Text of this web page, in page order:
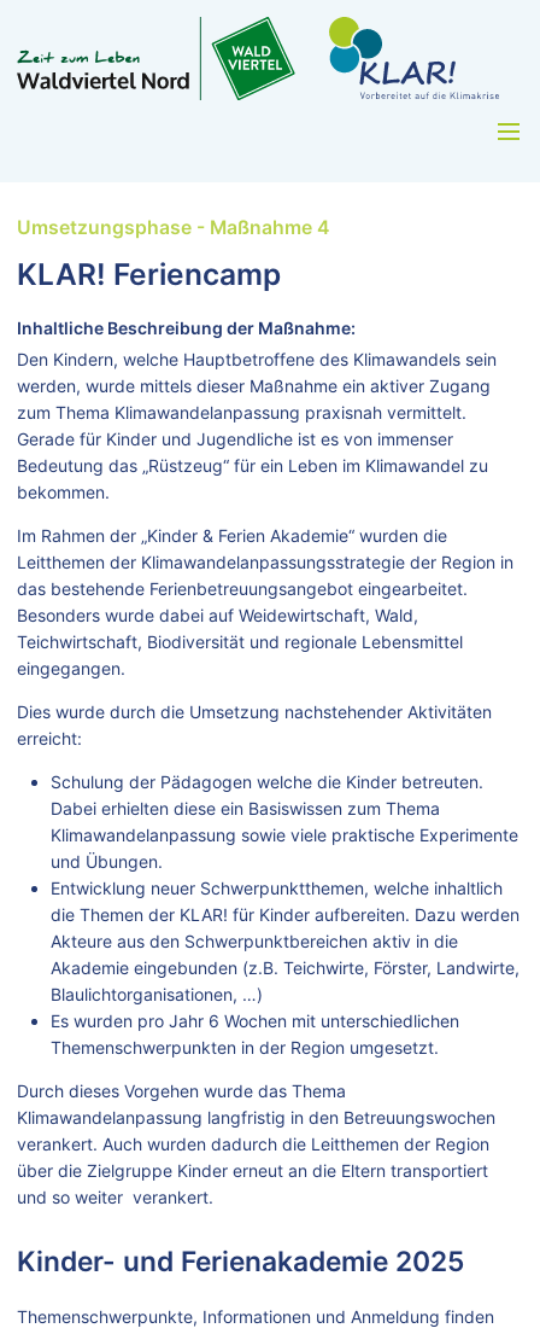
Umsetzungsphase - Maßnahme 4
KLAR! Feriencamp
Inhaltliche Beschreibung der Maßnahme:
Den Kindern, welche Hauptbetroffene des Klimawandels sein
werden, wurde mittels dieser Maßnahme ein aktiver Zugang
zum Thema Klimawandelanpassung praxisnah vermittelt.
Gerade für Kinder und Jugendliche ist es von immenser
Bedeutung das „Rüstzeug“ für ein Leben im Klimawandel zu
bekommen.
Im Rahmen der „Kinder & Ferien Akademie“ wurden die
Leitthemen der Klimawandelanpassungsstrategie der Region in
das bestehende Ferienbetreuungsangebot eingearbeitet.
Besonders wurde dabei auf Weidewirtschaft, Wald,
Teichwirtschaft, Biodiversität und regionale Lebensmittel
eingegangen.
Dies wurde durch die Umsetzung nachstehender Aktivitäten
erreicht:
Schulung der Pädagogen welche die Kinder betreuten.
Dabei erhielten diese ein Basiswissen zum Thema
Klimawandelanpassung sowie viele praktische Experimente
und Übungen.
Entwicklung neuer Schwerpunktthemen, welche inhaltlich
die Themen der KLAR! für Kinder aufbereiten. Dazu werden
Akteure aus den Schwerpunktbereichen aktiv in die
Akademie eingebunden (z.B. Teichwirte, Förster, Landwirte,
Blaulichtorganisationen, …)
Es wurden pro Jahr 6 Wochen mit unterschiedlichen
Themenschwerpunkten in der Region umgesetzt.
Durch dieses Vorgehen wurde das Thema
Klimawandelanpassung langfristig in den Betreuungswochen
verankert. Auch wurden dadurch die Leitthemen der Region
über die Zielgruppe Kinder erneut an die Eltern transportiert
und so weiter verankert.
Kinder- und Ferienakademie 2025
Themenschwerpunkte, Informationen und Anmeldung finden